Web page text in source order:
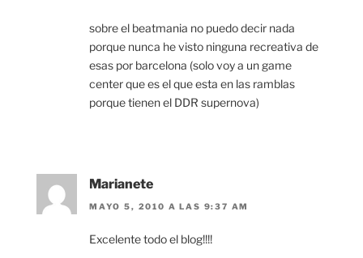
sobre el beatmania no puedo decir nada
porque nunca he visto ninguna recreativa de
esas por barcelona (solo voy a un game
center que es el que esta en las ramblas
porque tienen el DDR supernova)
Marianete
MAYO 5, 2010 A LAS 9:37 AM
Excelente todo el blog!!!!